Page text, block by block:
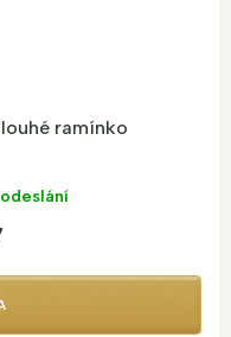
ramínko